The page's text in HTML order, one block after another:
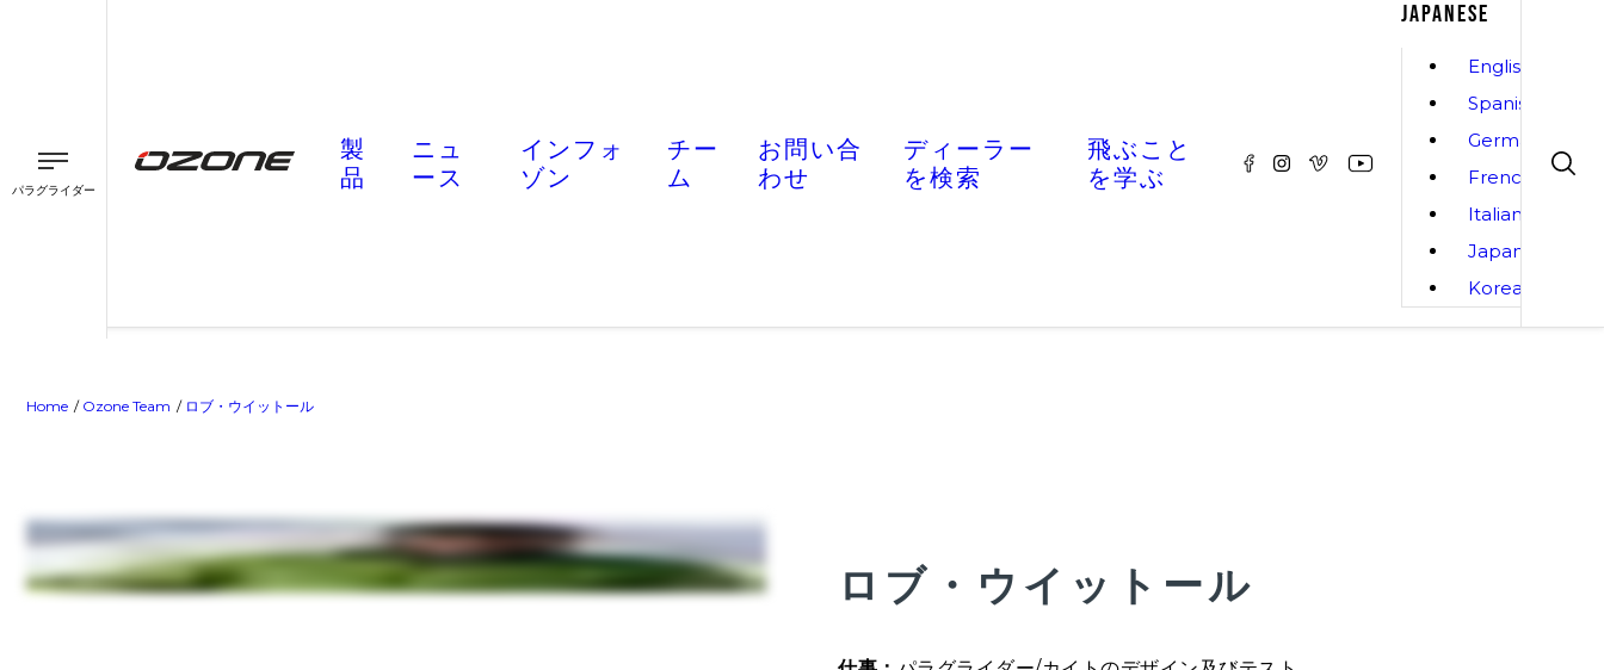
パラグライダー
製
品
ニュ
ース
インフォ
ゾン
チー
ム
お問い合
わせ
ディーラー
を検索
飛ぶこと
を学ぶ
JAPANESE
English
Spanish
German
French
Italian
Japanese
Korean
Home Ozone Team ロブ・ウイットール
ロブ・ウイットール